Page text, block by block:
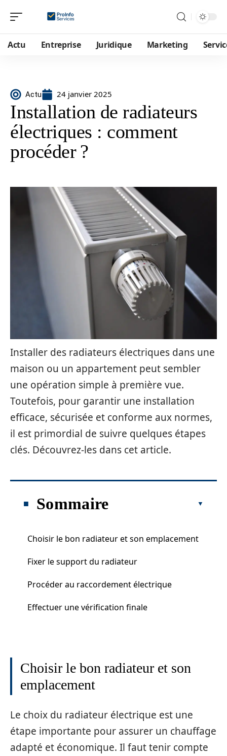
Actu Entreprise Juridique Marketing
Actu 24 janvier 2025
Installation de radiateurs
électriques : comment
procéder ?
Installer des radiateurs électriques dans une
maison ou un appartement peut sembler
une opération simple à première vue.
Toutefois, pour garantir une installation
efficace, sécurisée et conforme aux normes,
il est primordial de suivre quelques étapes
clés. Découvrez-les dans cet article.
Sommaire
Choisir le bon radiateur et son emplacement
Fixer le support du radiateur
Procéder au raccordement électrique
Effectuer une vérification finale
Choisir le bon radiateur et son
emplacement
Le choix du radiateur électrique est une
étape importante pour assurer un chauffage
adapté et économique. Il faut tenir compte